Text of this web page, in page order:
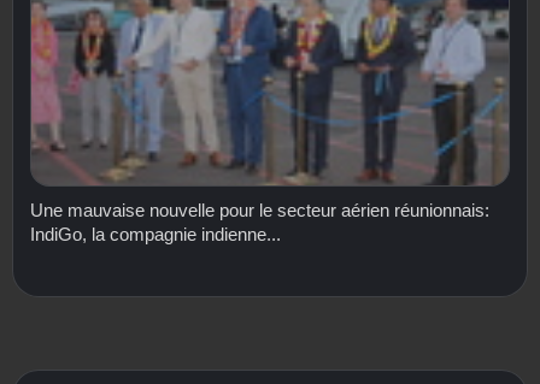
Une mauvaise nouvelle pour le secteur aérien réunionnais:
IndiGo, la compagnie indienne...